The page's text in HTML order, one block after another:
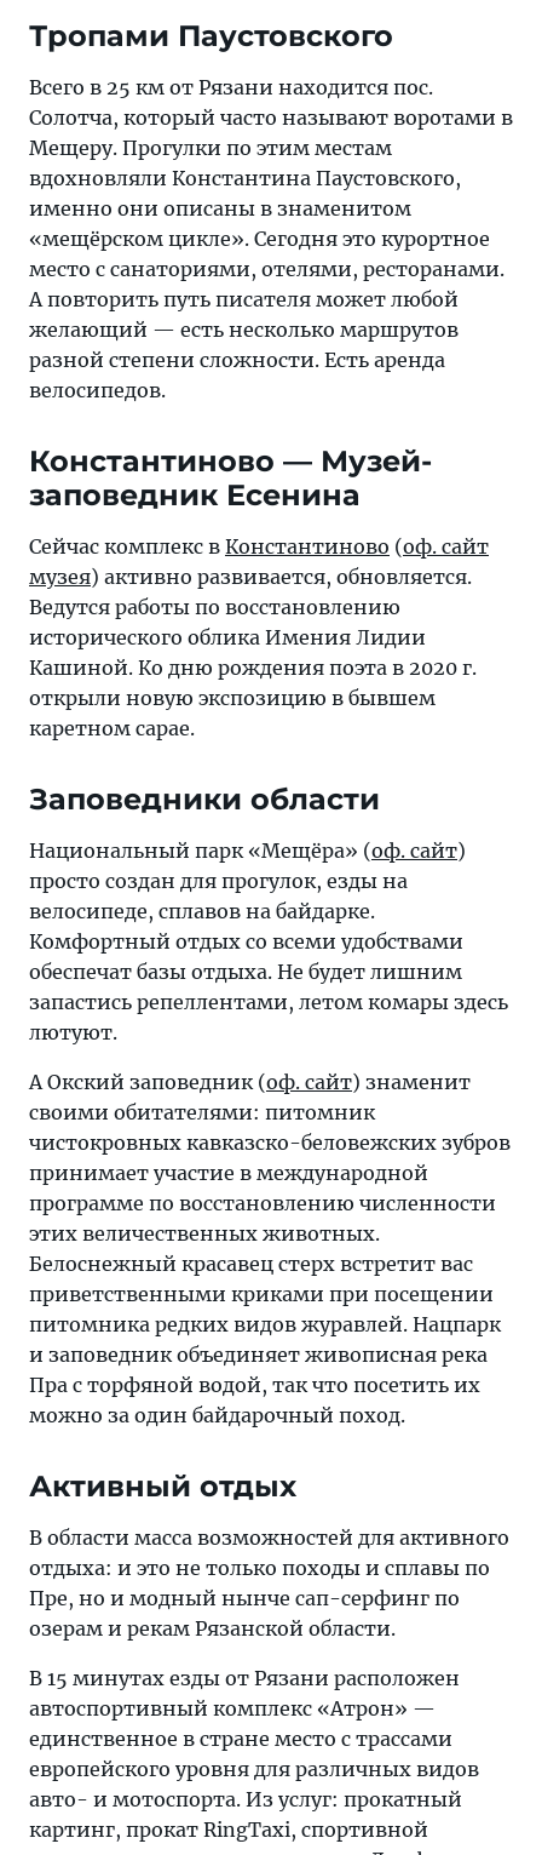
Тропами Паустовского
Всего в 25 км от Рязани находится пос.
Солотча, который часто называют воротами в
Мещеру. Прогулки по этим местам
вдохновляли Константина Паустовского,
именно они описаны в знаменитом
«мещёрском цикле». Сегодня это курортное
место с санаториями, отелями, ресторанами.
А повторить путь писателя может любой
желающий — есть несколько маршрутов
разной степени сложности. Есть аренда
велосипедов.
Константиново — Музей-
заповедник Есенина
Сейчас комплекс в Константиново (оф. сайт
музея) активно развивается, обновляется.
Ведутся работы по восстановлению
исторического облика Имения Лидии
Кашиной. Ко дню рождения поэта в 2020 г.
открыли новую экспозицию в бывшем
каретном сарае.
Заповедники области
Национальный парк «Мещёра» (оф. сайт)
просто создан для прогулок, езды на
велосипеде, сплавов на байдарке.
Комфортный отдых со всеми удобствами
обеспечат базы отдыха. Не будет лишним
запастись репеллентами, летом комары здесь
лютуют.
А Окский заповедник (оф. сайт) знаменит
своими обитателями: питомник
чистокровных кавказско-беловежских зубров
принимает участие в международной
программе по восстановлению численности
этих величественных животных.
Белоснежный красавец стерх встретит вас
приветственными криками при посещении
питомника редких видов журавлей. Нацпарк
и заповедник объединяет живописная река
Пра с торфяной водой, так что посетить их
можно за один байдарочный поход.
Активный отдых
В области масса возможностей для активного
отдыха: и это не только походы и сплавы по
Пре, но и модный нынче сап-серфинг по
озерам и рекам Рязанской области.
В 15 минутах езды от Рязани расположен
автоспортивный комплекс «Атрон» —
единственное в стране место с трассами
европейского уровня для различных видов
авто- и мотоспорта. Из услуг: прокатный
картинг, прокат RingTaxi, спортивной